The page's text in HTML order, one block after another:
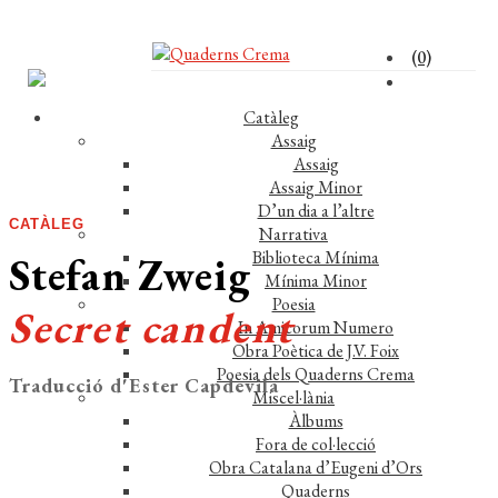
(0)
Catàleg
Assaig
Assaig
Assaig Minor
D’un dia a l’altre
Narrativa
Biblioteca Mínima
Mínima Minor
Poesia
In Amicorum Numero
Obra Poètica de J.V. Foix
Poesia dels Quaderns Crema
Miscel·lània
Àlbums
Fora de col·lecció
Obra Catalana d’Eugeni d’Ors
Quaderns
CATÀLEG
Stefan Zweig
Secret candent
Traducció d'Ester Capdevila